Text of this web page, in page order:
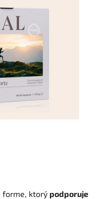
forme, ktorý podporuje